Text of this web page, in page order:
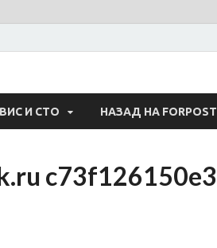
И СТО НАЗАД НА FORPOST
c73f126150e3